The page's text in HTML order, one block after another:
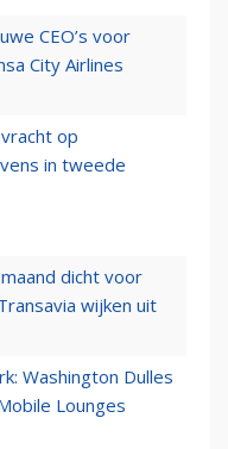
CEO’s voor
City Airlines
op
in tweede
dicht voor
wijken uit
Washington Dulles
Lounges